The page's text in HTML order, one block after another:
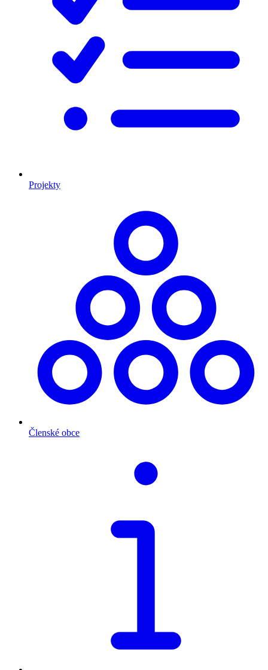
Projekty
Členské obce